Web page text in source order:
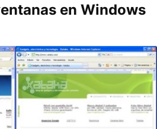
en Windows